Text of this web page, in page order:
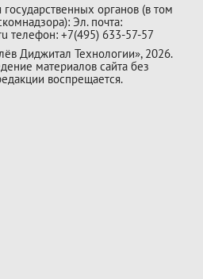
органов (в том
Эл. почта:
телефон: +7(495) 633-57-57
Диджитал Технологии», 2026.
материалов сайта без
воспрещается.